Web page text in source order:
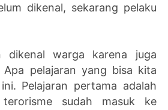
dikenal, sekarang pelaku
dikenal warga karena juga
pelajaran yang bisa kita
Pelajaran pertama adalah
sudah masuk ke